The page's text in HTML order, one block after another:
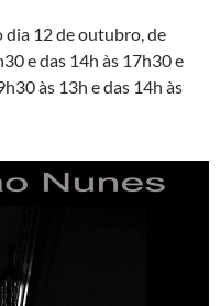
dia 12 de outubro, de
e das 14h às 17h30 e
às 13h e das 14h às